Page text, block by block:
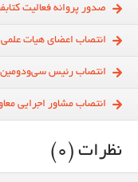
صدور پروانه فعالیت
انتصاب اعضای هیات
انتصاب رئیس سی‌و‌دومین
انتصاب مشاور اجرایی
نظرات (0)